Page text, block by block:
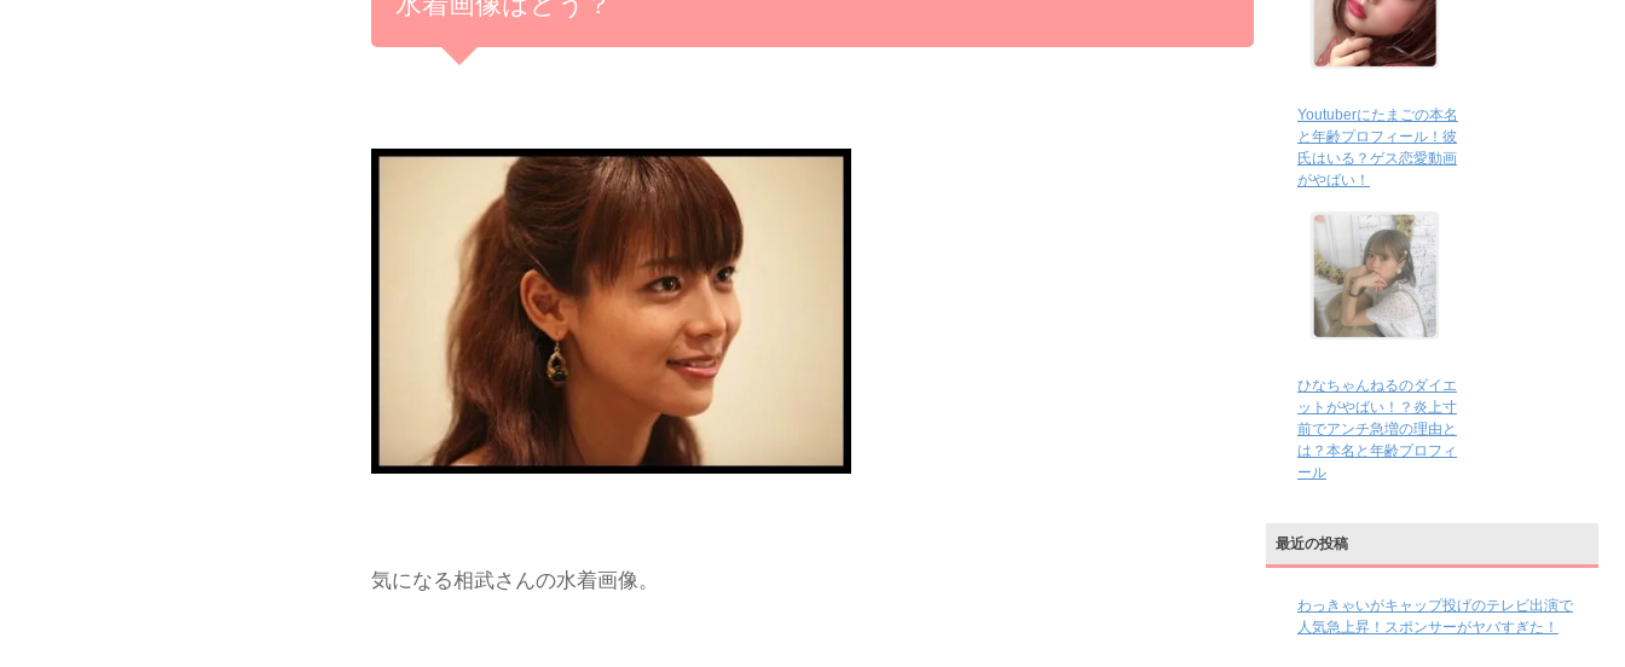
気になる相武さんの水着画像。
Youtuberにたまごの本名
と年齢プロフィール！彼
氏はいる？ゲス恋愛動画
がやばい！
ひなちゃんねるのダイエ
ットがやばい！？炎上寸
前でアンチ急増の理由と
は？本名と年齢プロフィ
ール
最近の投稿
わっきゃいがキャップ投げのテレビ出演で
人気急上昇！スポンサーがヤバすぎた！